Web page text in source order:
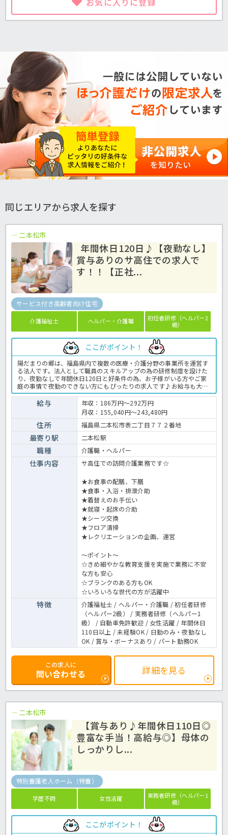
同じエリアから求人を探す
二本松市
年間休日120日♪【夜勤なし】
賞与ありのサ高住での求人で
す！！【正社...
サービス付き高齢者向け住宅
介護福祉士 ヘルパー・介護職
初任者研修（ヘルパー2
級）
ここがポイント！
陽だまりの郷は、福島県内で複数の医療・介護分野の事業所を運営す
る法人です。法人として職員のスキルアップの為の研修制度を設けた
り、夜勤なしで年間休日120日と好条件の為、お子様がいる方やご家
庭の事情で夜勤のできない方にもぴったりの求人です♪お給与も大事
だけど家庭が…、そんな方はぜひご応募ください！サービス付き高齢
者向け住宅での介護業務全般です。 ＜介護職 準社員 サ高住の求人
給与
年収：186万円～292万円
月収：155,040円～243,480円
住所 福島県二本松市表二丁目７７２番地
最寄り駅 二本松駅
職種 介護職・ヘルパー
仕事内容 サ高住での訪問介護業務です☆
★お食事の配膳、下膳
★食事・入浴・排泄介助
★着替えのお手伝い
★就寝・起床の介助
★シーツ交換
★フロア清掃
★レクリエーションの企画、運営
～ポイント～
☆きめ細やかな教育支援を実施で業務に不安
な方も安心
☆ブランクのある方もOK
☆いろいろな世代の方が活躍中
特徴
介護福祉士 / ヘルパー・介護職 / 初任者研修
（ヘルパー2級） / 実務者研修（ヘルパー1
級） / 自動車免許歓迎 / 女性活躍 / 年間休日
110日以上 / 未経験OK / 日勤のみ・夜勤なし
OK / 賞与・ボーナスあり / パート勤務OK
この求人に
問い合わせる 詳細を見る
二本松市
【賞与あり♪年間休日110日◎
豊富な手当！高給与◎】母体の
しっかりし...
特別養護老人ホーム（特養）
学歴不問 女性活躍
実務者研修（ヘルパー1
級）
ここがポイント！